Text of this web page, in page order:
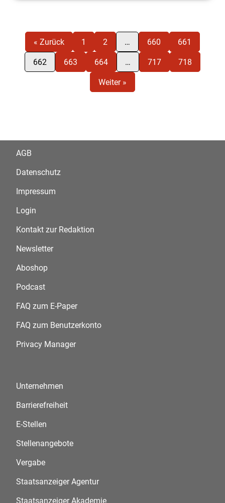
« Zurück 1 2 … 660 661
662 663 664 … 717 718
Weiter »
AGB
Datenschutz
Impressum
Login
Kontakt zur Redaktion
Newsletter
Aboshop
Podcast
FAQ zum E-Paper
FAQ zum Benutzerkonto
Privacy Manager
Unternehmen
Barrierefreiheit
E-Stellen
Stellenangebote
Vergabe
Staatsanzeiger Agentur
Staatsanzeiger Akademie